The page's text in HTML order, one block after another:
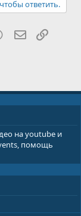
ответить.
WhatsApp
E-mail
на youtube и
помощь